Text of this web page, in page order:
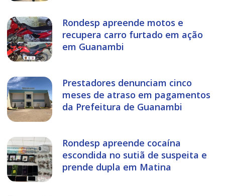
Rondesp apreende motos e
recupera carro furtado em ação
em Guanambi
Prestadores denunciam cinco
meses de atraso em pagamentos
da Prefeitura de Guanambi
Rondesp apreende cocaína
escondida no sutiã de suspeita e
prende dupla em Matina